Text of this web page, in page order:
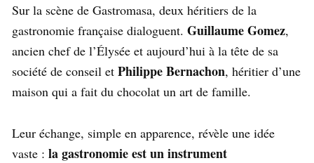
Sur la scène de Gastromasa, deux héritiers de la
gastronomie française dialoguent. Guillaume Gomez,
ancien chef de l’Élysée et aujourd’hui à la tête de sa
société de conseil et Philippe Bernachon, héritier d’une
maison qui a fait du chocolat un art de famille.
Leur échange, simple en apparence, révèle une idée
vaste : la gastronomie est un instrument